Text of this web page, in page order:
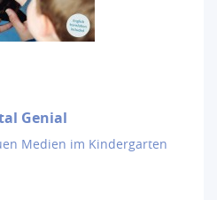
Genial
Medien im Kindergarten